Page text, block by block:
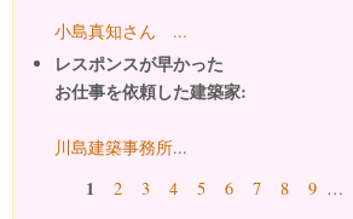
小島真知さん ...
レスポンスが早かった
お仕事を依頼した建築家:
川島建築事務所...
ページ1 2 3 4 5 6 7 8 9 …